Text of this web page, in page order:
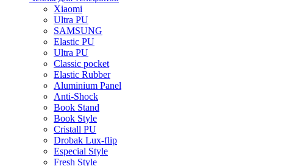
Xiaomi
Ultra PU
SAMSUNG
Elastic PU
Ultra PU
Classic pocket
Elastic Rubber
Aluminium Panel
Anti-Shock
Book Stand
Book Style
Cristall PU
Drobak Lux-flip
Especial Style
Fresh Style